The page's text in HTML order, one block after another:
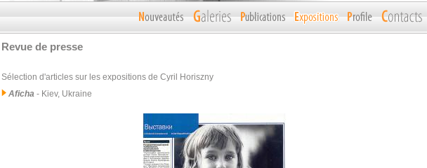
Revue de presse
Sélection d'articles sur les expositions de Cyril Horiszny
Aficha - Kiev, Ukraine